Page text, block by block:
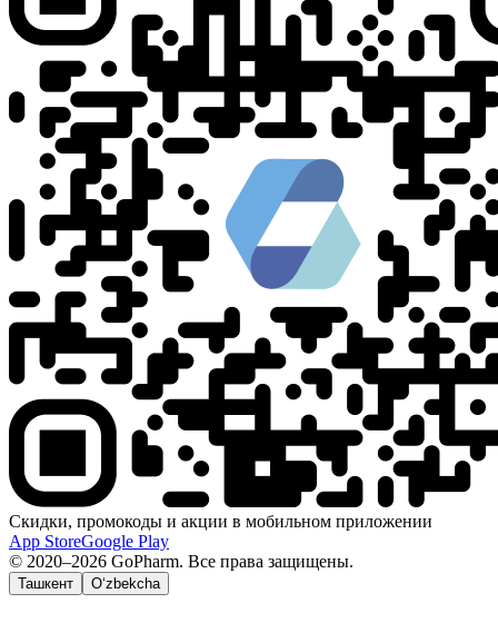
Скидки, промокоды и акции в мобильном приложении
App StoreGoogle Play
© 2020–2026 GoPharm. Все права защищены.
Ташкент O‘zbekcha